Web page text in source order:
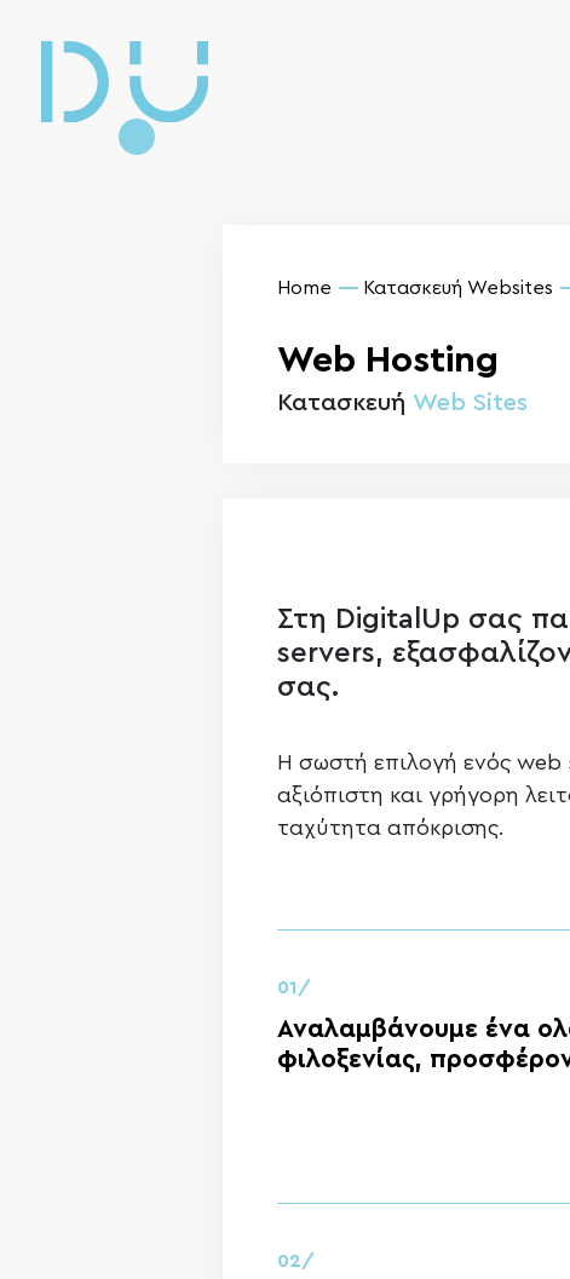
Home Κατασκευή Websites
Web Hosting
Κατασκευή Web Sites
Στη DigitalUp σας
servers,
σας.
Η σωστή επιλογή ενός web
αξιόπιστη και γρήγορη
ταχύτητα απόκρισης.
01/
Αναλαμβάνουμε ένα
φιλοξενίας,
02/